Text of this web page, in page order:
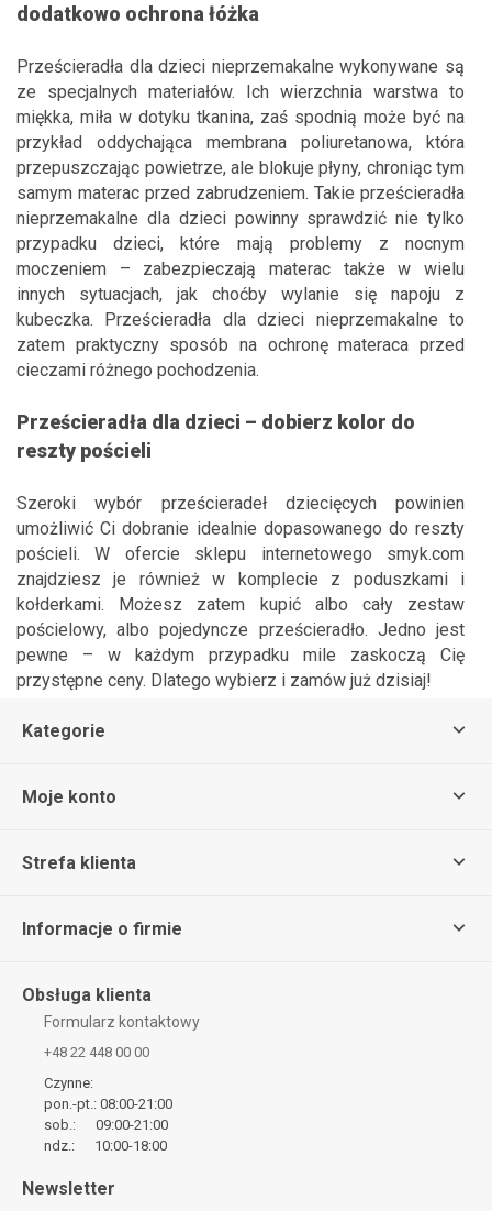
dodatkowo ochrona łóżka
Prześcieradła dla dzieci nieprzemakalne wykonywane są
ze specjalnych materiałów. Ich wierzchnia warstwa to
miękka, miła w dotyku tkanina, zaś spodnią może być na
przykład oddychająca membrana poliuretanowa, która
przepuszczając powietrze, ale blokuje płyny, chroniąc tym
samym materac przed zabrudzeniem. Takie prześcieradła
nieprzemakalne dla dzieci powinny sprawdzić nie tylko
przypadku dzieci, które mają problemy z nocnym
moczeniem – zabezpieczają materac także w wielu
innych sytuacjach, jak choćby wylanie się napoju z
kubeczka. Prześcieradła dla dzieci nieprzemakalne to
zatem praktyczny sposób na ochronę materaca przed
cieczami różnego pochodzenia.
Prześcieradła dla dzieci – dobierz kolor do
reszty pościeli
Szeroki wybór prześcieradeł dziecięcych powinien
umożliwić Ci dobranie idealnie dopasowanego do reszty
pościeli. W ofercie sklepu internetowego smyk.com
znajdziesz je również w komplecie z poduszkami i
kołderkami. Możesz zatem kupić albo cały zestaw
pościelowy, albo pojedyncze prześcieradło. Jedno jest
pewne – w każdym przypadku mile zaskoczą Cię
przystępne ceny. Dlatego wybierz i zamów już dzisiaj!
Kategorie
Moje konto
Strefa klienta
Informacje o firmie
Obsługa klienta
Formularz kontaktowy
+48 22 448 00 00
Czynne:
pon.-pt.: 08:00-21:00
sob.: 09:00-21:00
ndz.: 10:00-18:00
Newsletter